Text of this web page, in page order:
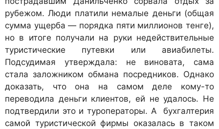
рубежом. Люди платили немалые деньги (общая
сумма ущерба — порядка пяти миллионов тенге),
но в итоге получали на руки недействительные
туристические путевки или авиабилеты.
Подсудимая утверждала: не виновата, сама
стала заложником обмана посредников. Однако
доказать, что она на самом деле кому-то
переводила деньги клиентов, ей не удалось. Не
подтвердили это и туроператоры. А бухгалтерия
самой туристической фирмы оказалась в таком